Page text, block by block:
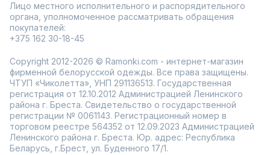
Лицо местного исполнительного и распорядительного
органа, уполномоченное рассматривать обращения
покупателей:
+375 162 30-18-45
Copyright 2012-2026 © Ramonki.com - интернет-магазин
фирменной белорусской одежды. Все права защищены.
ЧТУП «Чиколетта», УНП 291136513. Государственная
регистрация от 12.10.2012 Администрацией Ленинского
района г. Бреста. Свидетельство о государственной
регистрации № 0061143. Регистрационный номер в
торговом реестре 564352 от 12.09.2023 Администрацией
Ленинского района г. Бреста. Юр. адрес: Республика
Беларусь, г.Брест, ул. Буденного 17/1.